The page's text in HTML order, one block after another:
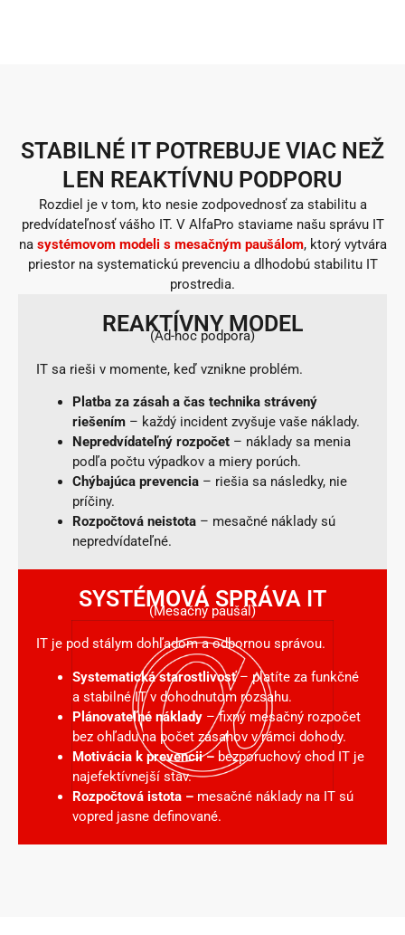
STABILNÉ IT POTREBUJE VIAC NEŽ
LEN REAKTÍVNU PODPORU
Rozdiel je v tom, kto nesie zodpovednosť za stabilitu a
predvídateľnosť vášho IT. V AlfaPro staviame našu správu IT
na systémovom modeli s mesačným paušálom, ktorý vytvára
priestor na systematickú prevenciu a dlhodobú stabilitu IT
prostredia.
REAKTÍVNY MODEL
(Ad-hoc podpora)
IT sa rieši v momente, keď vznikne problém.
Platba za zásah a čas technika strávený
riešením – každý incident zvyšuje vaše náklady.
Nepredvídateľný rozpočet – náklady sa menia
podľa počtu výpadkov a miery porúch.
Chýbajúca prevencia – riešia sa následky, nie
príčiny.
Rozpočtová neistota – mesačné náklady sú
nepredvídateľné.
SYSTÉMOVÁ SPRÁVA IT
(Mesačný paušál)
IT je pod stálym dohľadom a odbornou správou.
Systematická starostlivosť– platíte za funkčné
a stabilné IT v dohodnutom rozsahu.
Plánovateľné náklady – fixný mesačný rozpočet
bez ohľadu na počet zásahov v rámci dohody.
Motivácia k prevencii – bezporuchový chod IT je
najefektívnejší stav.
Rozpočtová istota –mesačné náklady na IT sú
vopred jasne definované.